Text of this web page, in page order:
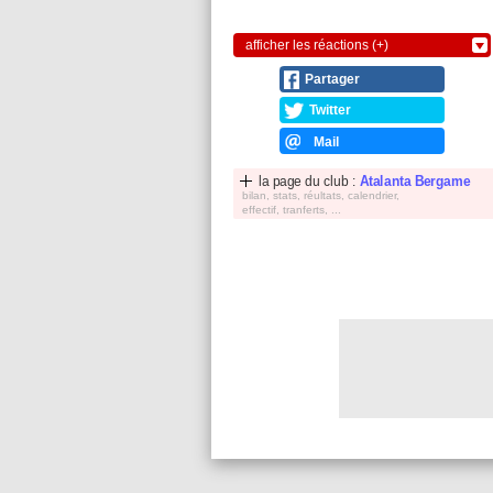
afficher les réactions (+)
Partager
Twitter
Mail
la page du club : Atalanta Bergame
bilan, stats, réultats, calendrier,
effectif, tranferts, ...